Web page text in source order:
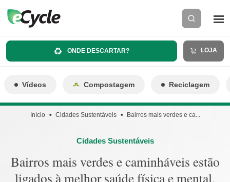
ONDE DESCARTAR? LOJA
Vídeos Compostagem Reciclagem
Início Cidades Sustentáveis Bairros mais verdes e ca...
Cidades Sustentáveis
Bairros mais verdes e caminháveis estão
ligados à melhor saúde física e mental,